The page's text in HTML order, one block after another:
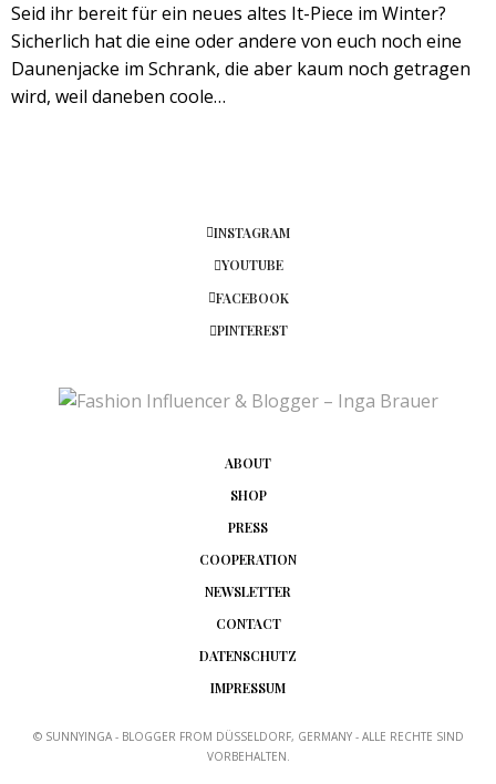
Seid ihr bereit für ein neues altes It-Piece im Winter?
Sicherlich hat die eine oder andere von euch noch eine
Daunenjacke im Schrank, die aber kaum noch getragen
wird, weil daneben coole…
INSTAGRAM
YOUTUBE
FACEBOOK
PINTEREST
ABOUT
SHOP
PRESS
COOPERATION
NEWSLETTER
CONTACT
DATENSCHUTZ
IMPRESSUM
© SUNNYINGA - BLOGGER FROM DÜSSELDORF, GERMANY - ALLE RECHTE SIND
VORBEHALTEN.